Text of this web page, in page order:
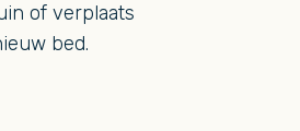
of verplaats
bed.